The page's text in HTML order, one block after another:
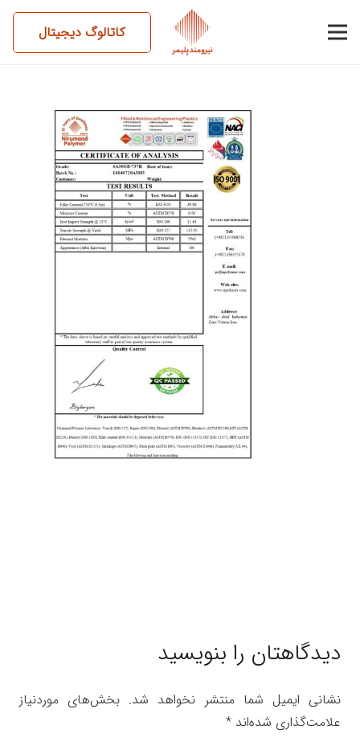
کاتالوگ دیجیتال
14040720AM03-6A30GB-
737R
دیدگاهتان را بنویسید
نشانی ایمیل شما منتشر نخواهد شد. بخش‌های موردنیاز
علامت‌گذاری شده‌اند *